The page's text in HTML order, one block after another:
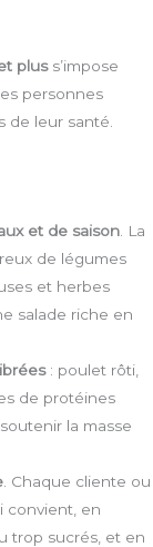
pluss’impose
personnes
de leur santé.
et de saison . La
de légumes
et herbes
salade riche en
: poulet rôti,
de protéines
la masse
. Chaque cliente ou
convient, en
trop sucrés, et en